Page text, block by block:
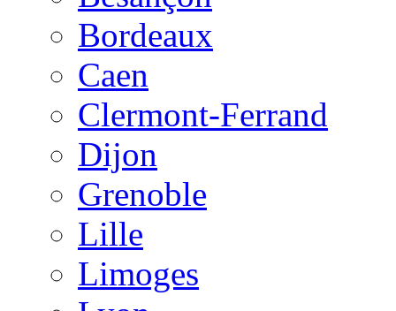
Bordeaux
Caen
Clermont-Ferrand
Dijon
Grenoble
Lille
Limoges